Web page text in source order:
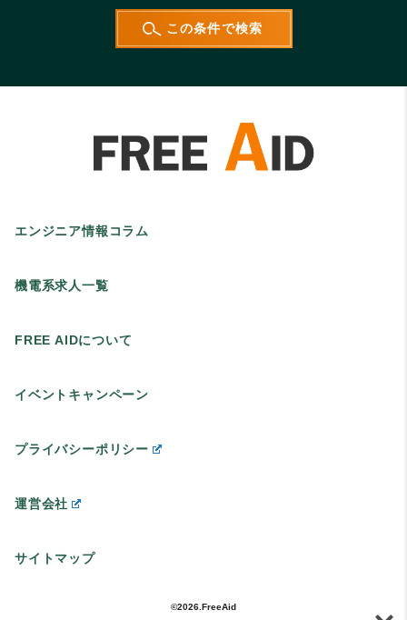
エンジニア情報コラム
機電系求人一覧
FREE AIDについて
イベントキャンペーン
プライバシーポリシー
運営会社
サイトマップ
©2026.FreeAid